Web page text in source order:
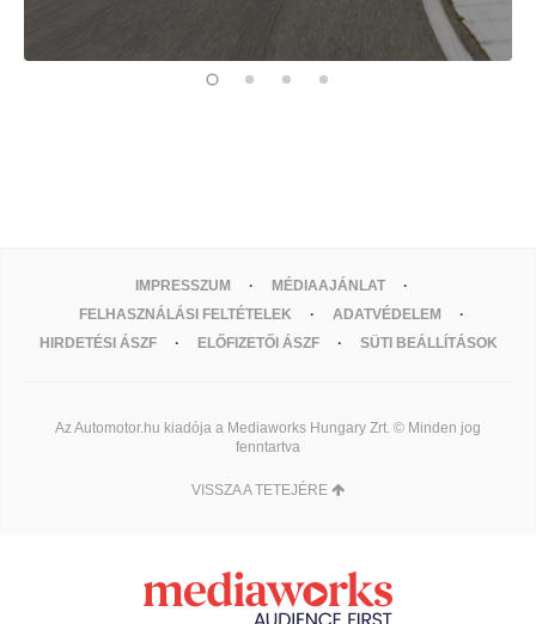
IMPRESSZUM
MÉDIAAJÁNLAT
FELHASZNÁLÁSI FELTÉTELEK
ADATVÉDELEM
HIRDETÉSI ÁSZF
ELŐFIZETŐI ÁSZF SÜTI BEÁLLÍTÁSOK
Az Automotor.hu kiadója a Mediaworks Hungary Zrt. © Minden jog
fenntartva
VISSZA A TETEJÉRE